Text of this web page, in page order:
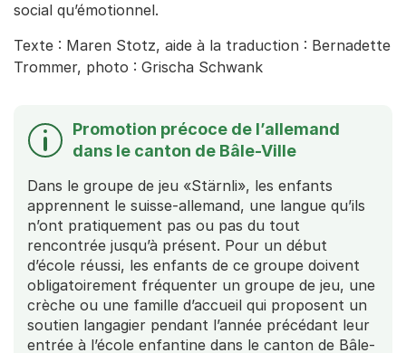
social qu’émotionnel.
Texte : Maren Stotz, aide à la traduction : Bernadette
Trommer, photo : Grischa Schwank
Promotion précoce de l’allemand
dans le canton de Bâle-Ville
Dans le groupe de jeu «Stärnli», les enfants
apprennent le suisse-allemand, une langue qu’ils
n’ont pratiquement pas ou pas du tout
rencontrée jusqu’à présent. Pour un début
d’école réussi, les enfants de ce groupe doivent
obligatoirement fréquenter un groupe de jeu, une
crèche ou une famille d’accueil qui proposent un
soutien langagier pendant l’année précédant leur
entrée à l’école enfantine dans le canton de Bâle-